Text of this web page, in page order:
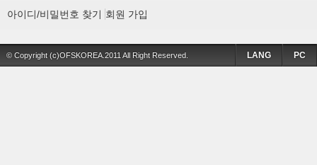
아이디/비밀번호 찾기 회원 가입
© Copyright (c)OFSKOREA.2011 All Right Reserved. PC
LANG